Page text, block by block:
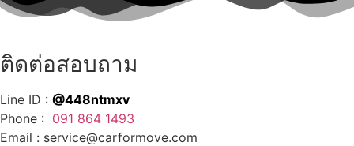
ติดต่อสอบถาม
Line ID : @448ntmxv
Phone : 091 864 1493
Email : service@carformove.com